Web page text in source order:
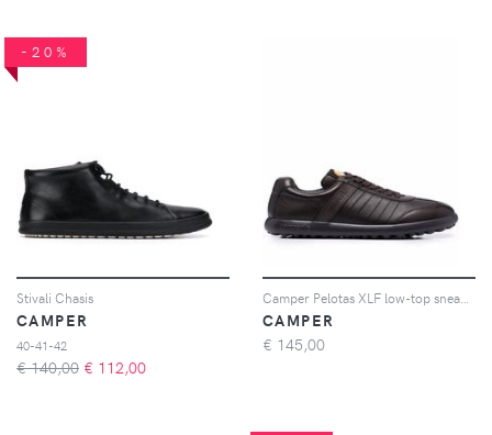
-20%
Stivali Chasis
CAMPER
40-41-42
€ 140,00 € 112,00
CAMPER
€ 145,00